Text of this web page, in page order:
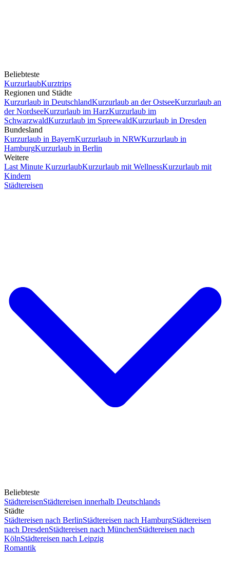
Beliebteste
KurzurlaubKurztrips
Regionen und Städte
Kurzurlaub in DeutschlandKurzurlaub an der OstseeKurzurlaub an
der NordseeKurzurlaub im HarzKurzurlaub im
SchwarzwaldKurzurlaub im SpreewaldKurzurlaub in Dresden
Bundesland
Kurzurlaub in BayernKurzurlaub in NRWKurzurlaub in
HamburgKurzurlaub in Berlin
Weitere
Last Minute KurzurlaubKurzurlaub mit WellnessKurzurlaub mit
Kindern
Städtereisen
Beliebteste
StädtereisenStädtereisen innerhalb Deutschlands
Städte
Städtereisen nach BerlinStädtereisen nach HamburgStädtereisen
nach DresdenStädtereisen nach MünchenStädtereisen nach
KölnStädtereisen nach Leipzig
Romantik